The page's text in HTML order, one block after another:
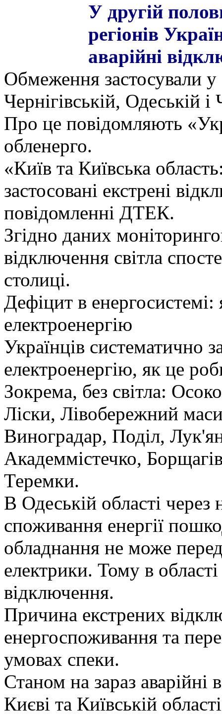
У другій
регіонів
аварійні
Обмеження застосували у
Чернігівській, Одеській
Про це повідомляють
обленерго.
«Київ та Київська
застосовані екстрені
повідомленні ДТЕК.
Згідно даних
відключення світла
столиці.
Дефіцит в
електроенергію
Українців систематично
електроенергію, як це
Зокрема, без світла:
Ліски, Лівобережний
Виноградар, Поділ,
Академмістечко,
Теремки.
В Одеській області через
споживання енергії
обладнання не може
електрики. Тому в
відключення.
Причина екстрених
енергоспоживання та
умовах спеки.
Станом на зараз
Києві та Київській